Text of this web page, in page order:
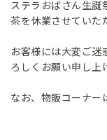
ステラおばさん生誕
茶を休業させていた
お客様には大変ご迷
ろしくお願い申し上
なお、物販コーナー